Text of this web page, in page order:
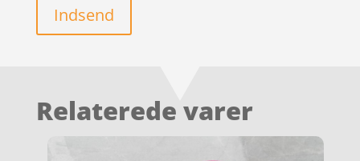
Indsend
Relaterede varer